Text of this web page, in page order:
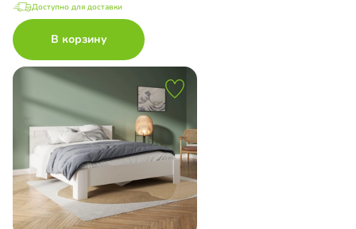
Доступно для доставки
В корзину